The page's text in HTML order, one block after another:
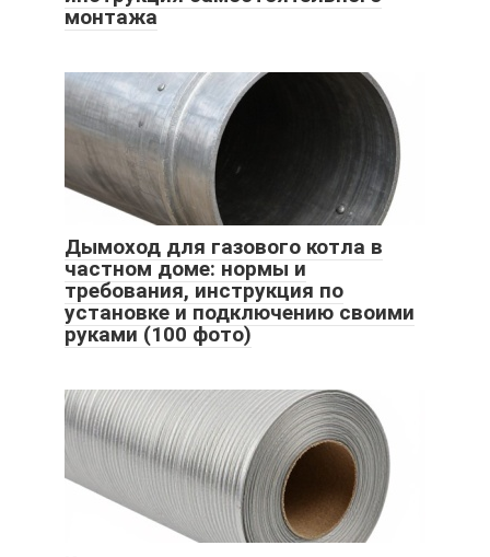
монтажа
Дымоход для газового котла в
частном доме: нормы и
требования, инструкция по
установке и подключению своими
руками (100 фото)